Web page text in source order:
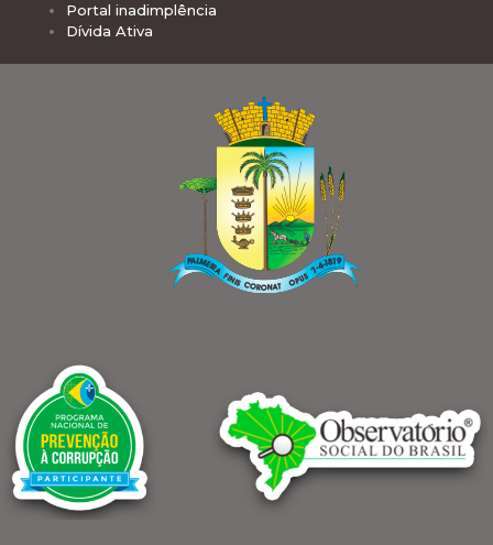
Portal inadimplência
Dívida Ativa